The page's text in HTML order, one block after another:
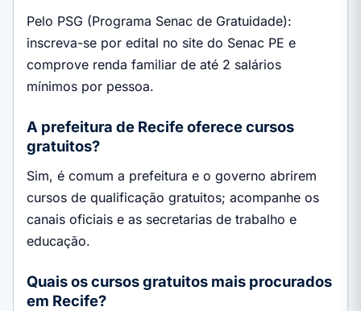
Pelo PSG (Programa Senac de Gratuidade):
inscreva-se por edital no site do Senac PE e
comprove renda familiar de até 2 salários
mínimos por pessoa.
A prefeitura de Recife oferece cursos
gratuitos?
Sim, é comum a prefeitura e o governo abrirem
cursos de qualificação gratuitos; acompanhe os
canais oficiais e as secretarias de trabalho e
educação.
Quais os cursos gratuitos mais procurados
em Recife?